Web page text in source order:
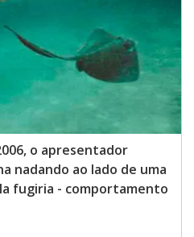
o apresentador
nadando ao lado de uma
fugiria - comportamento